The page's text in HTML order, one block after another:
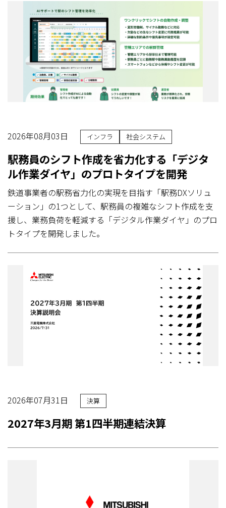
2026年08月03日 インフラ 社会システム
駅務員のシフト作成を省力化する「デジタ
ル作業ダイヤ」のプロトタイプを開発
鉄道事業者の駅務省力化の実現を目指す「駅務DXソリュ
ーション」の1つとして、駅務員の複雑なシフト作成を支
援し、業務負荷を軽減する「デジタル作業ダイヤ」のプロ
トタイプを開発しました。
2026年07月31日 決算
2027年3月期 第1四半期連結決算